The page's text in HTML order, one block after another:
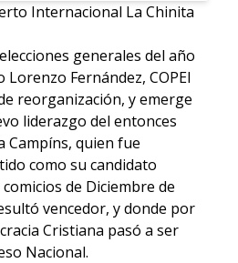
Internacional La Chinita
generales del año
Lorenzo Fernández, COPEI
reorganización, y emerge
liderazgo del entonces
Campíns, quien fue
como su candidato
de Diciembre de
vencedor, y donde por
Cristiana pasó a ser
Nacional.